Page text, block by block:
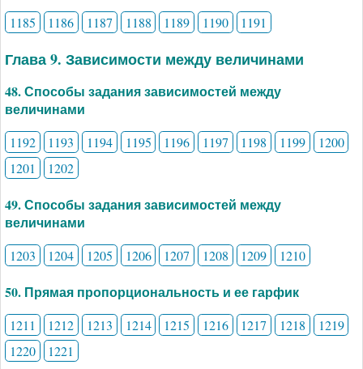
1185 1186 1187 1188 1189 1190 1191
Глава 9. Зависимости между величинами
48. Способы задания зависимостей между
величинами
1192 1193 1194 1195 1196 1197 1198 1199
1200
1201
1202
49. Способы задания зависимостей между
величинами
1203 1204 1205 1206 1207 1208 1209 1210
50. Прямая пропорциональность и ее гарфик
1211 1212 1213 1214 1215 1216 1217 1218
1219
1220
1221